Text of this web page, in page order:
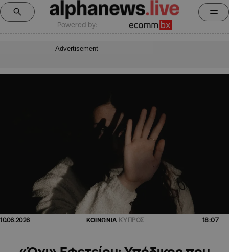
Powered by:
Advertisement
10.06.2026 ΚΟΙΝΩΝΙΑ ΚΥΠΡΟΣ 18:07